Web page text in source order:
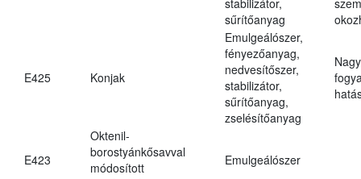
sűrítőanyag
E425 Konjak
Emulgeálószer,
fényezőanyag,
nedvesítőszer,
stabilizátor,
sűrítőanyag,
zselésítőanyag
E423
Oktenil-
borostyánkősavval
módosított
Emulgeálószer